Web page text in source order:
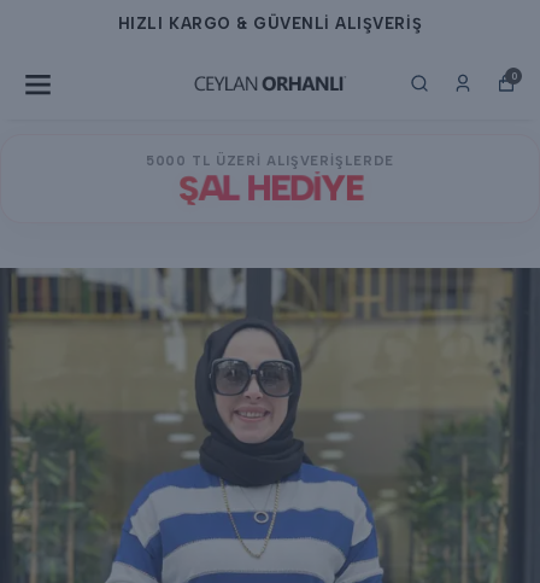
HIZLI KARGO & GÜVENLİ ALIŞVERİŞ
0
5000 TL ÜZERİ ALIŞVERİŞLERDE
ŞAL HEDİYE